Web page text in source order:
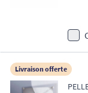
Livraison offerte